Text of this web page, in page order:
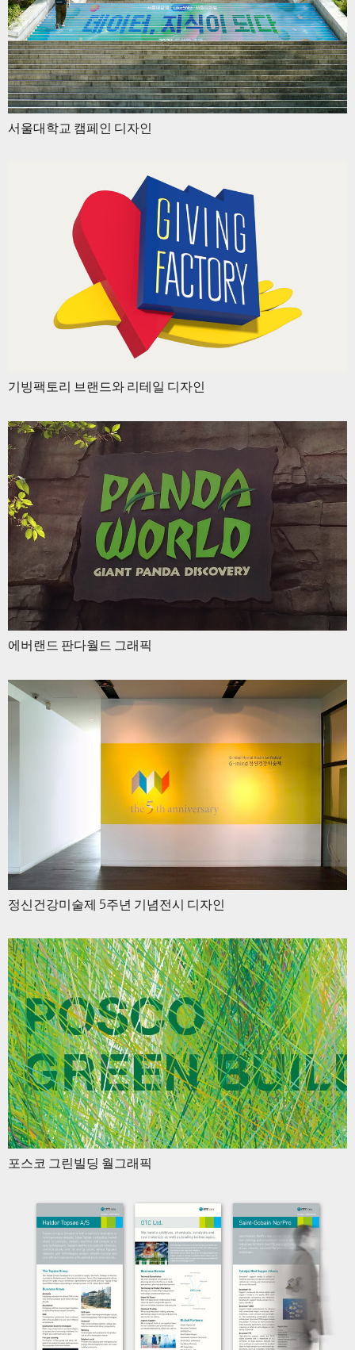
서울대학교 캠페인 디자인
기빙팩토리 브랜드와 리테일 디자인
에버랜드 판다월드 그래픽
정신건강미술제 5주년 기념전시 디자인
포스코 그린빌딩 월그래픽